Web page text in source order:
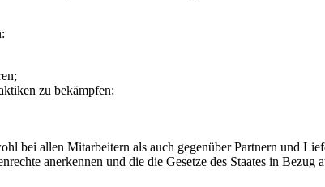
zu bekämpfen;
bei allen Mitarbeitern als auch gegenüber Partnern und
anerkennen und die die Gesetze des Staates in Bezug